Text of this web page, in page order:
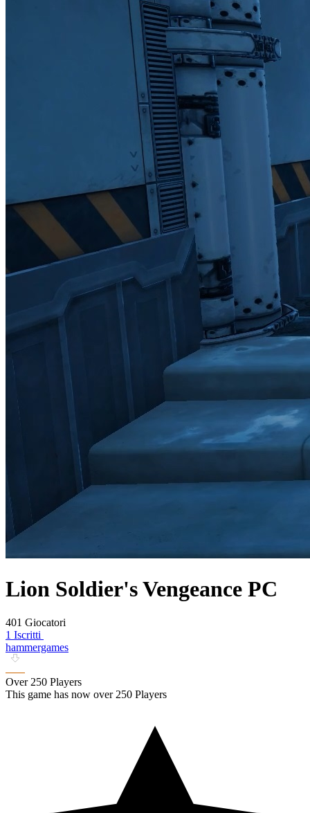
Lion Soldier's Vengeance PC
401 Giocatori
1 Iscritti
hammergames
Over 250 Players
This game has now over 250 Players